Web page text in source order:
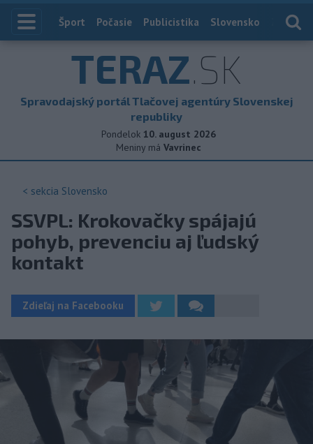
Index
Šport Počasie Publicistika Slovensko
TERAZ.SK
Spravodajský portál Tlačovej agentúry Slovenskej
republiky
Pondelok 10. august 2026
Meniny má Vavrinec
< sekcia Slovensko
SSVPL: Krokovačky spájajú
pohyb, prevenciu aj ľudský
kontakt
Zdieľaj na Facebooku